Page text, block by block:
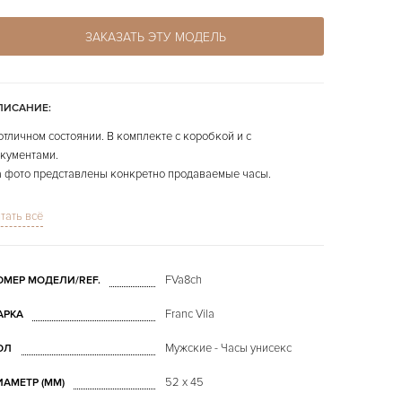
ЗАКАЗАТЬ ЭТУ МОДЕЛЬ
состоянии. В комплекте с коробкой и с
фото представлены конкретно продаваемые часы.
часы по Вашему пожеланию могут быть отполированы
всё
МОДЕЛИ/REF. FVa8ch
Franc Vila
Мужские - Часы унисекс
(MM) 52 х 45